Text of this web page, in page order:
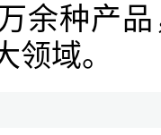
余种产
领域。